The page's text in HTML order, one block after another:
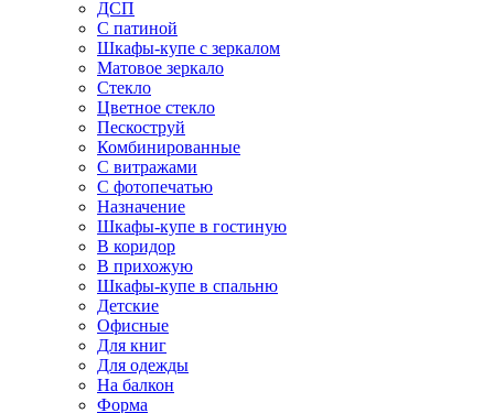
ДСП
С патиной
Шкафы-купе с зеркалом
Матовое зеркало
Стекло
Цветное стекло
Пескоструй
Комбинированные
С витражами
С фотопечатью
Назначение
Шкафы-купе в гостиную
В коридор
В прихожую
Шкафы-купе в спальню
Детские
Офисные
Для книг
Для одежды
На балкон
Форма